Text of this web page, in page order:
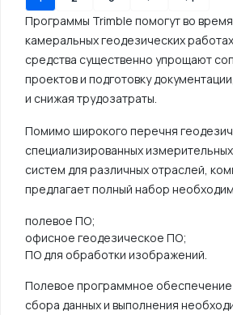
Программы Trimble помогут во
камеральных геодезических
средства существенно упрощают
проектов и подготовку
и снижая трудозатраты.
Помимо широкого перечня
специализированных
систем для различных отраслей,
предлагает полный набор
полевое ПО;
офисное геодезическое ПО;
ПО для обработки изображений.
Полевое программное обеспечение
сбора данных и выполнения